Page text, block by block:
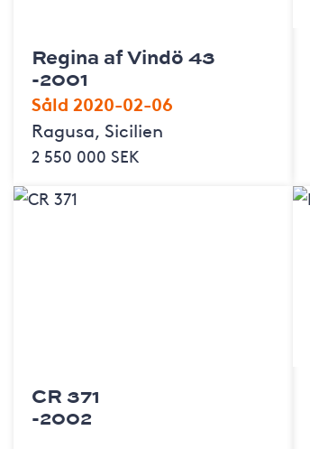
Regina af Vindö 43
-2001
Såld 2020-02-06
Ragusa, Sicilien
2 550 000 SEK
CR 371
-2002